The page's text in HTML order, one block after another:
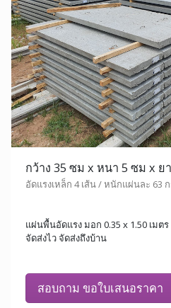
กว้าง 35 ซม x หนา 5 ซม x ย
อัดแรงเหล็ก 4 เส้น / หนักแผ่นละ 63
แผ่นพื้นอัดแรง มอก 0.35 x 1.50 เมต
จัดส่งไว จัดส่งถึงบ้าน
สอบถาม ขอใบเสนอราคา